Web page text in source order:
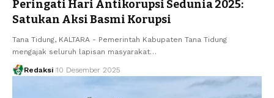
Peringati Hari Antikorupsi Sedunia 2025:
Satukan Aksi Basmi Korupsi
Tana Tidung, KALTARA - Pemerintah Kabupaten Tana Tidung
mengajak seluruh lapisan masyarakat…
Redaksi 10 Desember 2025